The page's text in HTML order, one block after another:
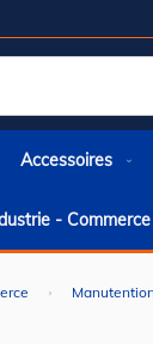
Accessoires
- Commerce